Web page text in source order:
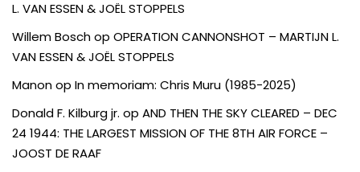
L. VAN ESSEN & JOËL STOPPELS
Willem Boschop OPERATION CANNONSHOT – MARTIJN L.
VAN ESSEN & JOËL STOPPELS
Manonop In memoriam: Chris Muru (1985-2025)
Donald F. Kilburg jr. op AND THEN THE SKY CLEARED – DEC
24 1944: THE LARGEST MISSION OF THE 8TH AIR FORCE –
JOOST DE RAAF